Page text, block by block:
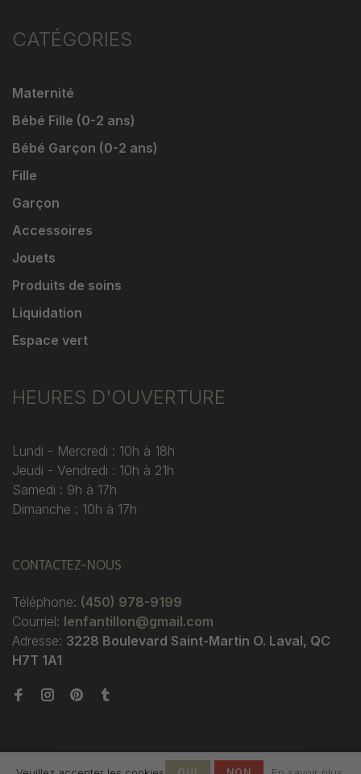
CATÉGORIES
Maternité
Bébé Fille (0-2 ans)
Bébé Garçon (0-2 ans)
Fille
Garçon
Accessoires
Jouets
Produits de soins
Liquidation
Espace vert
HEURES D'OUVERTURE
Lundi - Mercredi : 10h à 18h
Jeudi - Vendredi : 10h à 21h
Samedi : 9h à 17h
Dimanche : 10h à 17h
CONTACTEZ-NOUS
Téléphone: (450) 978-9199
Courriel: lenfantillon@gmail.com
Adresse: 3228 Boulevard Saint-Martin O. Laval, QC
H7T 1A1